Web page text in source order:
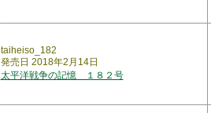
taiheiso_182
発売日 2018年2月14日
太平洋戦争の記憶 １８２号